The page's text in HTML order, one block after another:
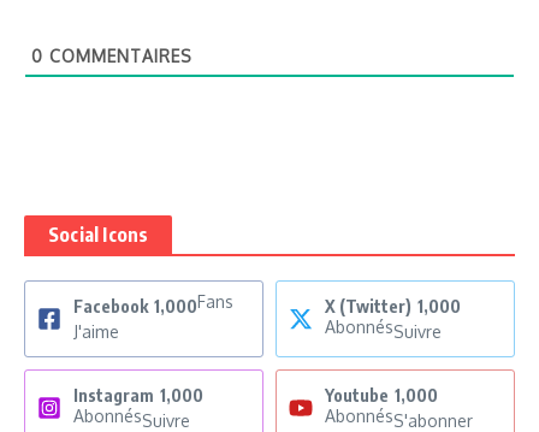
0 COMMENTAIRES
Social Icons
Facebook 1,000Fans
J'aime
X (Twitter) 1,000
AbonnésSuivre
Instagram 1,000
AbonnésSuivre
Youtube 1,000
AbonnésS'abonner